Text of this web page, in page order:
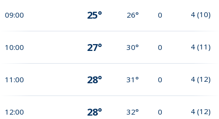
09:00 25° 26° 0 4 (10)
10:00 27° 30° 0 4 (11)
11:00 28° 31° 0 4 (12)
12:00 28° 32° 0 4 (12)